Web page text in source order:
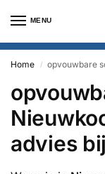
MENU
Home / opvouwbare
advies